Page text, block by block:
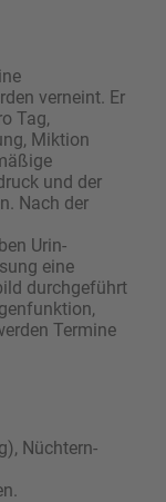
verneint. Er
Tag,
Miktion
und der
Nach der
Urin-
eine
durchgeführt
Termine
Nüchtern-